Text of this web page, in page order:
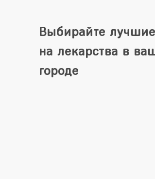
Выбирайте
на лекарства в
городе